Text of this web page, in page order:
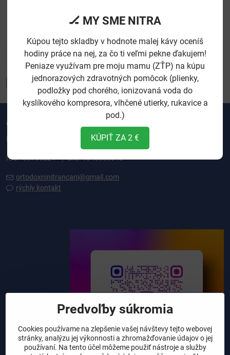
Newsletter
Odoberať
Registrovať sa do odberu noviniek
Ortodoxní Nitrančani
Kalvária 715/3, 94901 Nitra
IČO: 50756524 | DIČ: 1046866645
ortodoxninitrancani@gmail.com
rýchly kontakt
Predvoľby súkromia
Cookies používame na zlepšenie vašej návštevy tejto webovej
stránky, analýzu jej výkonnosti a zhromažďovanie údajov o jej
používaní. Na tento účel môžeme použiť nástroje a služby
🏒 MY SME NITRA
Kúpou tejto skladby v hodnote malej kávy oceníš
hodiny práce na nej, za čo ti veľmi pekne ďakujem!
Peniaze využívam pre moju mamu (ZŤP) na kúpu
jednorazových zdravotných pomôcok (plienky,
podložky pod chorého, ionizovaná voda do
kyslíkového kompresora, vlhčené utierky, rukavice a
pod.)
KÚPIŤ ZA 2 €